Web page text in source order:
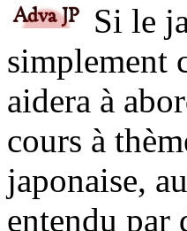
Si le
simplement
aidera à
cours à
japonaise,
entendu par